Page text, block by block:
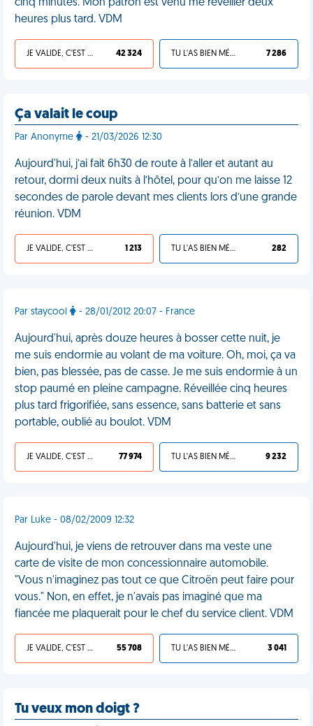
cinq minutes. Mon patron est venu me réveiller deux
heures plus tard. VDM
JE VALIDE, C'EST UNE VDM 42 324 TU L'AS BIEN MÉRITÉ 7 286
Ça valait le coup
Par Anonyme - 21/03/2026 12:30
Aujourd'hui, j’ai fait 6h30 de route à l’aller et autant au
retour, dormi deux nuits à l’hôtel, pour qu’on me laisse 12
secondes de parole devant mes clients lors d’une grande
réunion. VDM
JE VALIDE, C'EST UNE VDM 1 213 TU L'AS BIEN MÉRITÉ 282
Par staycool - 28/01/2012 20:07 - France
Aujourd'hui, après douze heures à bosser cette nuit, je
me suis endormie au volant de ma voiture. Oh, moi, ça va
bien, pas blessée, pas de casse. Je me suis endormie à un
stop paumé en pleine campagne. Réveillée cinq heures
plus tard frigorifiée, sans essence, sans batterie et sans
portable, oublié au boulot. VDM
JE VALIDE, C'EST UNE VDM 77 974 TU L'AS BIEN MÉRITÉ 9 232
Par Luke - 08/02/2009 12:32
Aujourd'hui, je viens de retrouver dans ma veste une
carte de visite de mon concessionnaire automobile.
"Vous n'imaginez pas tout ce que Citroën peut faire pour
vous." Non, en effet, je n'avais pas imaginé que ma
fiancée me plaquerait pour le chef du service client. VDM
JE VALIDE, C'EST UNE VDM 55 708 TU L'AS BIEN MÉRITÉ 3 041
Tu veux mon doigt ?